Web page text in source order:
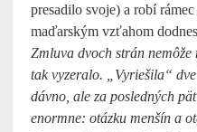
presadilo svoje) a robí
maďarským vzťahom
Zmluva dvoch strán
tak vyzeralo. „Vyriešila“
dávno, ale za posledných
enormne: otázku menšín a